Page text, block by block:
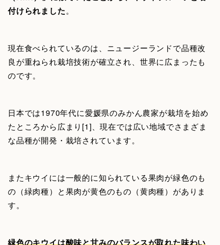
付けられました。
現在食べられているのは、ニュージーランドで品種改
良が重ねられ栽培技術が確立され、世界に広まったも
のです。
日本では1970年代に愛媛県のみかん農家が栽培を始め
たところから広まり[1]、現在では広い地域でさまざま
な品種が開発・栽培されています。
またキウイには一般的に知られている果肉が緑色のも
の（緑肉種）と果肉が黄色のもの（黄肉種）がありま
す。
緑色のキウイは酸味と甘みのバランスが取れた味わい